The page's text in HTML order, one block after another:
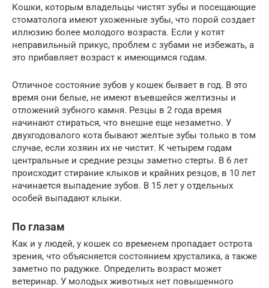
Кошки, которым владельцы чистят зубы и посещающие
стоматолога имеют ухоженные зубы, что порой создает
иллюзию более молодого возраста. Если у котят
неправильный прикус, проблем с зубами не избежать, а
это прибавляет возраст к имеющимся годам.
Отличное состояние зубов у кошек бывает в год. В это
время они белые, не имеют въевшейся желтизны и
отложений зубного камня. Резцы в 2 года время
начинают стираться, что внешне еще незаметно. У
двухгодовалого кота бывают желтые зубы только в том
случае, если хозяин их не чистит. К четырем годам
центральные и средние резцы заметно стерты. В 6 лет
происходит стирание клыков и крайних резцов, в 10 лет
начинается выпадение зубов. В 15 лет у отдельных
особей выпадают клыки.
По глазам
Как и у людей, у кошек со временем пропадает острота
зрения, что объясняется состоянием хрусталика, а также
заметно по радужке. Определить возраст может
ветеринар. У молодых животных нет повышенного